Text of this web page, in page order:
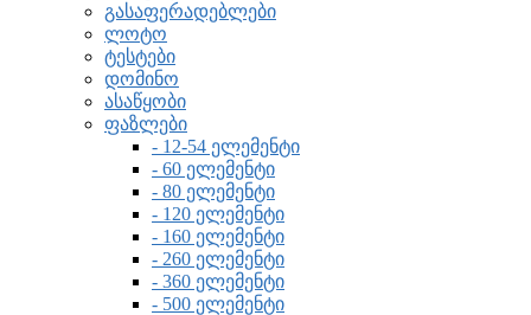
გასაფერადებლები
ლოტო
ტესტები
დომინო
ასაწყობი
ფაზლები
- 12-54 ელემენტი
- 60 ელემენტი
- 80 ელემენტი
- 120 ელემენტი
- 160 ელემენტი
- 260 ელემენტი
- 360 ელემენტი
- 500 ელემენტი